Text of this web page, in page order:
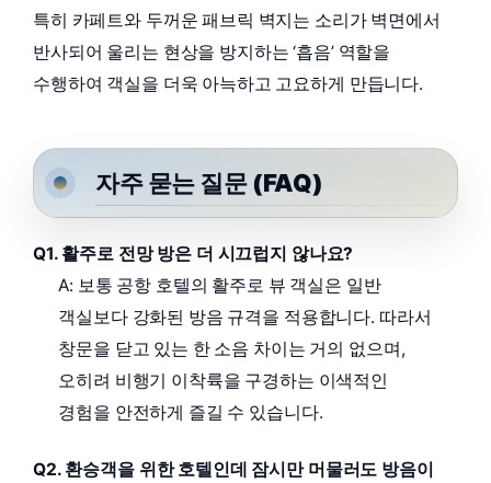
특히 카페트와 두꺼운 패브릭 벽지는 소리가 벽면에서
반사되어 울리는 현상을 방지하는 ‘흡음’ 역할을
수행하여 객실을 더욱 아늑하고 고요하게 만듭니다.
자주 묻는 질문 (FAQ)
Q1. 활주로 전망 방은 더 시끄럽지 않나요?
A: 보통 공항 호텔의 활주로 뷰 객실은 일반
객실보다 강화된 방음 규격을 적용합니다. 따라서
창문을 닫고 있는 한 소음 차이는 거의 없으며,
오히려 비행기 이착륙을 구경하는 이색적인
경험을 안전하게 즐길 수 있습니다.
Q2. 환승객을 위한 호텔인데 잠시만 머물러도 방음이